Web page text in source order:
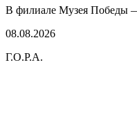
В филиале Музея Победы
08.08.2026
Г.О.Р.А.